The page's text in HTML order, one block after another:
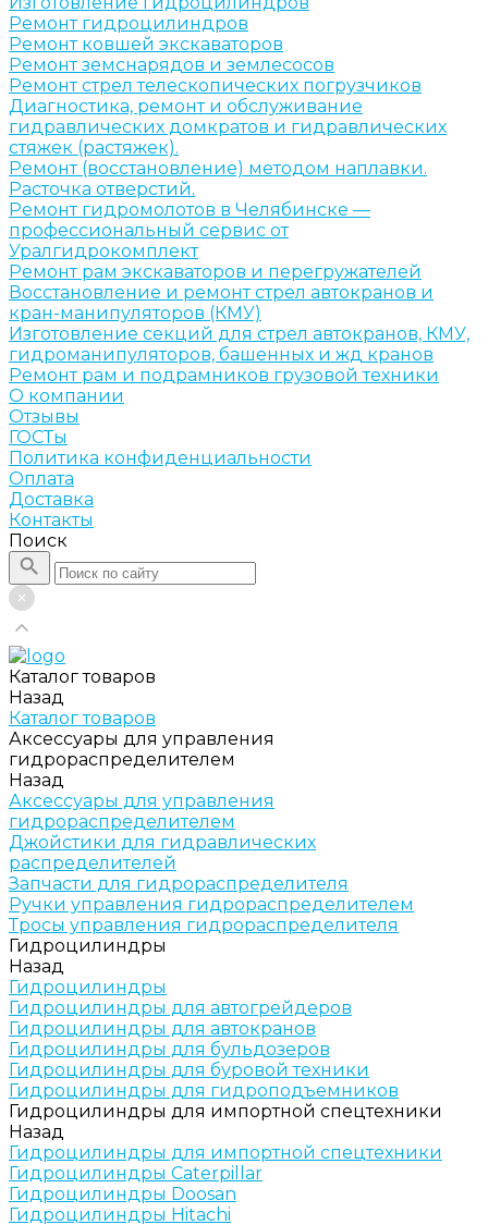
Ремонт гидроцилиндров
Ремонт ковшей экскаваторов
Ремонт земснарядов и землесосов
Ремонт стрел телескопических погрузчиков
Диагностика, ремонт и обслуживание
гидравлических домкратов и гидравлических
стяжек (растяжек).
Ремонт (восстановление) методом наплавки.
Расточка отверстий.
Ремонт гидромолотов в Челябинске —
профессиональный сервис от
Уралгидрокомплект
Ремонт рам экскаваторов и перегружателей
Восстановление и ремонт стрел автокранов и
кран-манипуляторов (КМУ)
Изготовление секций для стрел автокранов, КМУ,
гидроманипуляторов, башенных и жд кранов
Ремонт рам и подрамников грузовой техники
О компании
Отзывы
ГОСТы
Политика конфиденциальности
Оплата
Доставка
Контакты
Поиск
Каталог товаров
Назад
Каталог товаров
Аксессуары для управления
гидрораспределителем
Назад
Аксессуары для управления
гидрораспределителем
Джойстики для гидравлических
распределителей
Запчасти для гидрораспределителя
Ручки управления гидрораспределителем
Тросы управления гидрораспределителя
Гидроцилиндры
Назад
Гидроцилиндры
Гидроцилиндры для автогрейдеров
Гидроцилиндры для автокранов
Гидроцилиндры для бульдозеров
Гидроцилиндры для буровой техники
Гидроцилиндры для гидроподъемников
Гидроцилиндры для импортной спецтехники
Назад
Гидроцилиндры для импортной спецтехники
Гидроцилиндры Caterpillar
Гидроцилиндры Doosan
Гидроцилиндры Hitachi